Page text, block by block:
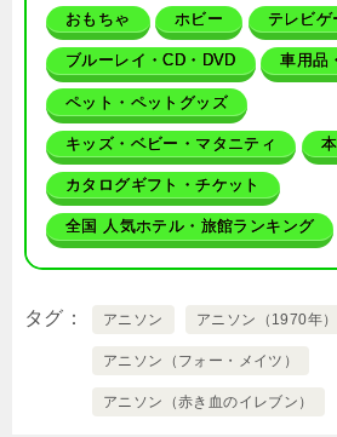
おもちゃ ホビー テレビゲ
ブルーレイ・CD・DVD 車用品
ペット・ペットグッズ
キッズ・ベビー・マタニティ
カタログギフト・チケット
全国 人気ホテル・旅館ランキング
タグ アニソン アニソン（1970年）
アニソン（フォー・メイツ）
アニソン（赤き血のイレブン）